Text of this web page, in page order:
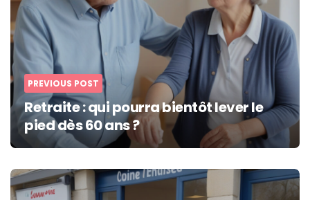
PREVIOUS POST
Retraite : qui pourra bientôt lever le
pied dès 60 ans ?